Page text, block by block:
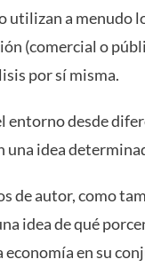
utilizan a menudo
(comercial o
por sí misma.
entorno desde
una idea
de autor, como
idea de qué
en su